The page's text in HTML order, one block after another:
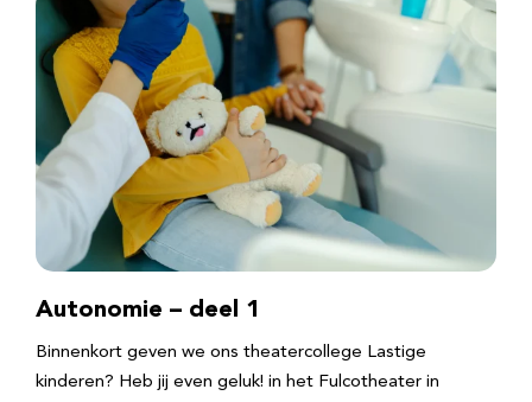
Autonomie – deel 1
Binnenkort geven we ons theatercollege Lastige
kinderen? Heb jij even geluk! in het Fulcotheater in